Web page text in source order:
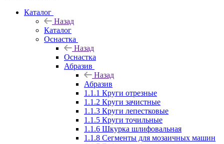
Каталог
Назад
Каталог
Оснастка
Назад
Оснастка
Абразив
Назад
Абразив
1.1.1 Круги отрезные
1.1.2 Круги зачистные
1.1.3 Круги лепестковые
1.1.5 Круги точильные
1.1.6 Шкурка шлифовальная
1.1.8 Сегменты для мозаичных машин